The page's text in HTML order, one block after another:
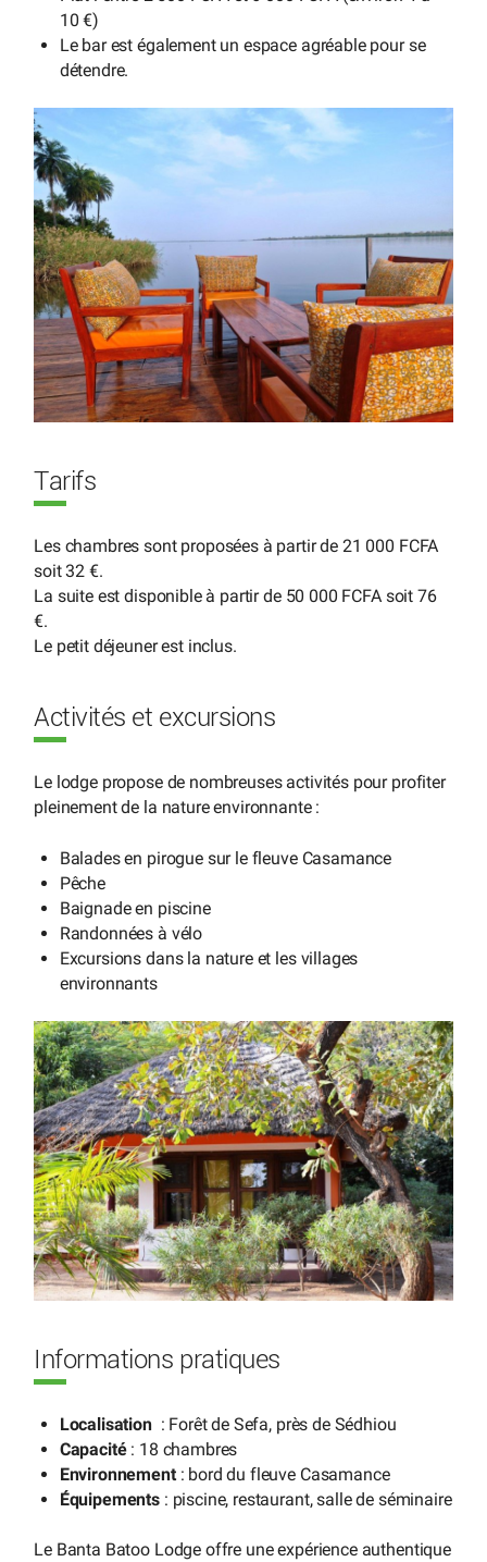
10 €)
Le bar est également un espace agréable pour se
détendre.
Tarifs
Les chambres sont proposées à partir de 21 000 FCFA
soit 32 €.
La suite est disponible à partir de 50 000 FCFA soit 76
€.
Le petit déjeuner est inclus.
Activités et excursions
Le lodge propose de nombreuses activités pour profiter
pleinement de la nature environnante :
Balades en pirogue sur le fleuve Casamance
Pêche
Baignade en piscine
Randonnées à vélo
Excursions dans la nature et les villages
environnants
Informations pratiques
Localisation : Forêt de Sefa, près de Sédhiou
Capacité: 18 chambres
Environnement: bord du fleuve Casamance
Équipements : piscine, restaurant, salle de séminaire
Le Banta Batoo Lodge offre une expérience authentique